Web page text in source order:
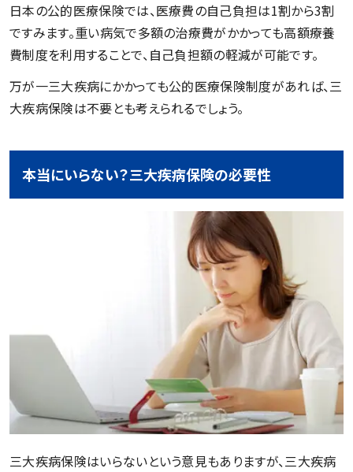
日本の公的医療保険では、医療費の自己負担は1割から3割
ですみます。重い病気で多額の治療費がかかっても高額療養
費制度を利用することで、自己負担額の軽減が可能です。
万が一三大疾病にかかっても公的医療保険制度があれば、三
大疾病保険は不要とも考えられるでしょう。
本当にいらない？三大疾病保険の必要性
三大疾病保険はいらないという意見もありますが、三大疾病